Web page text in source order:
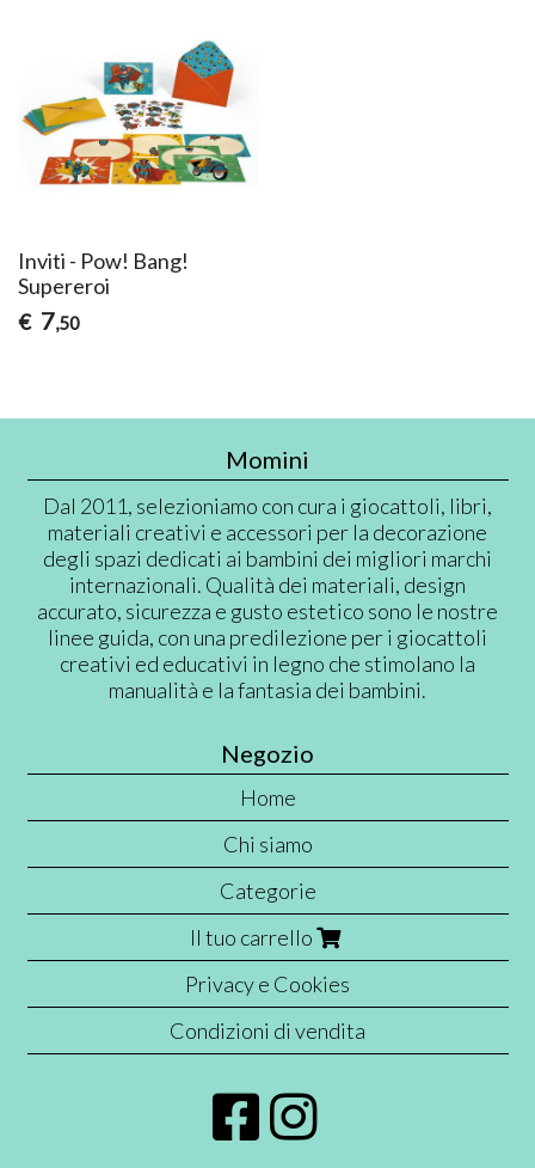
Inviti - Pow! Bang!
Supereroi
€ 7,50
Momini
Dal 2011, selezioniamo con cura i giocattoli, libri,
materiali creativi e accessori per la decorazione
degli spazi dedicati ai bambini dei migliori marchi
internazionali. Qualità dei materiali, design
accurato, sicurezza e gusto estetico sono le nostre
linee guida, con una predilezione per i giocattoli
creativi ed educativi in legno che stimolano la
manualità e la fantasia dei bambini.
Negozio
Home
Chi siamo
Categorie
Il tuo carrello
Privacy e Cookies
Condizioni di vendita